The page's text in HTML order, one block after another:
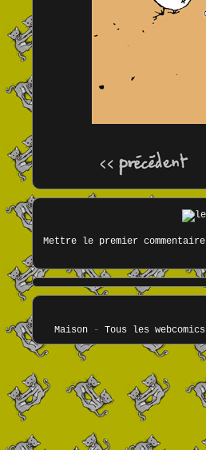
Mettre le premier commentaire
Maison- Tous les webcomics